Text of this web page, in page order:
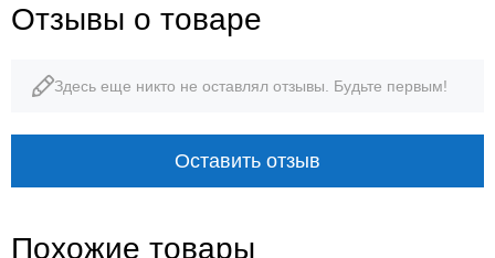
010-12881-00 Garmin
точная
перед
Отзывы о товаре
Здесь еще никто не оставлял отзывы. Будьте первым!
Оставить отзыв
Похожие товары